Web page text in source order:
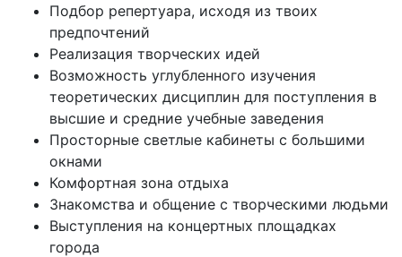
Подбор репертуара, исходя из твоих
предпочтений
Реализация творческих идей
Возможность углубленного изучения
теоретических дисциплин для поступления в
высшие и средние учебные заведения
Просторные светлые кабинеты с большими
окнами
Комфортная зона отдыха
Знакомства и общение с творческими людьми
Выступления на концертных площадках
города